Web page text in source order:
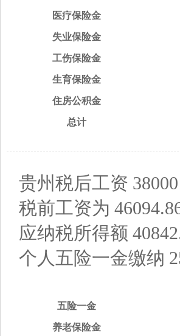
医疗保险金
失业保险金
工伤保险金
生育保险金
住房公积金
总计
贵州税后工资 38000
税前工资为
应纳税所得额
个人五险一金缴纳
五险一金
养老保险金